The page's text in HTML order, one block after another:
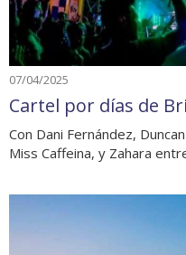
07/04/2025
Cartel por días de
Con Dani Fernández,
Miss Caffeina, y Zahara